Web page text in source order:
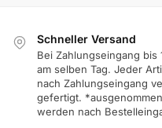
Schneller Versand
Bei Zahlungseingang
am selben Tag. Jeder
nach Zahlungseingang
gefertigt.
werden nach